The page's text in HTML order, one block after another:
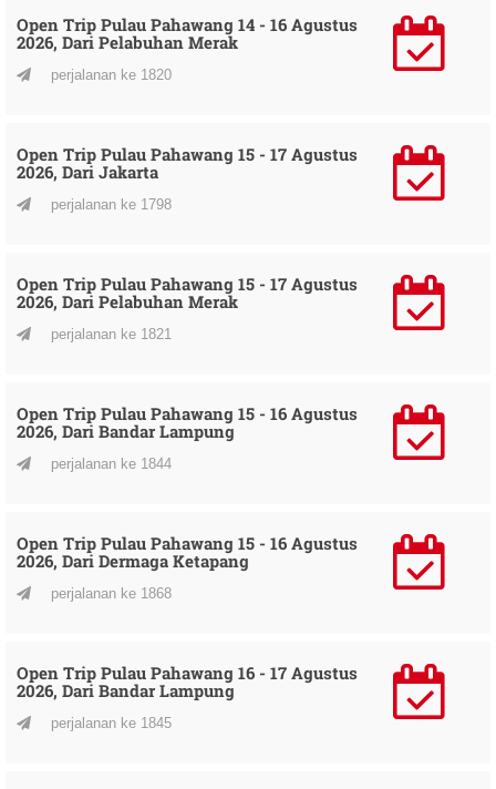
Open Trip Pulau Pahawang 14 - 16 Agustus
2026, Dari Pelabuhan Merak
perjalanan ke 1820
Open Trip Pulau Pahawang 15 - 17 Agustus
2026, Dari Jakarta
perjalanan ke 1798
Open Trip Pulau Pahawang 15 - 17 Agustus
2026, Dari Pelabuhan Merak
perjalanan ke 1821
Open Trip Pulau Pahawang 15 - 16 Agustus
2026, Dari Bandar Lampung
perjalanan ke 1844
Open Trip Pulau Pahawang 15 - 16 Agustus
2026, Dari Dermaga Ketapang
perjalanan ke 1868
Open Trip Pulau Pahawang 16 - 17 Agustus
2026, Dari Bandar Lampung
perjalanan ke 1845